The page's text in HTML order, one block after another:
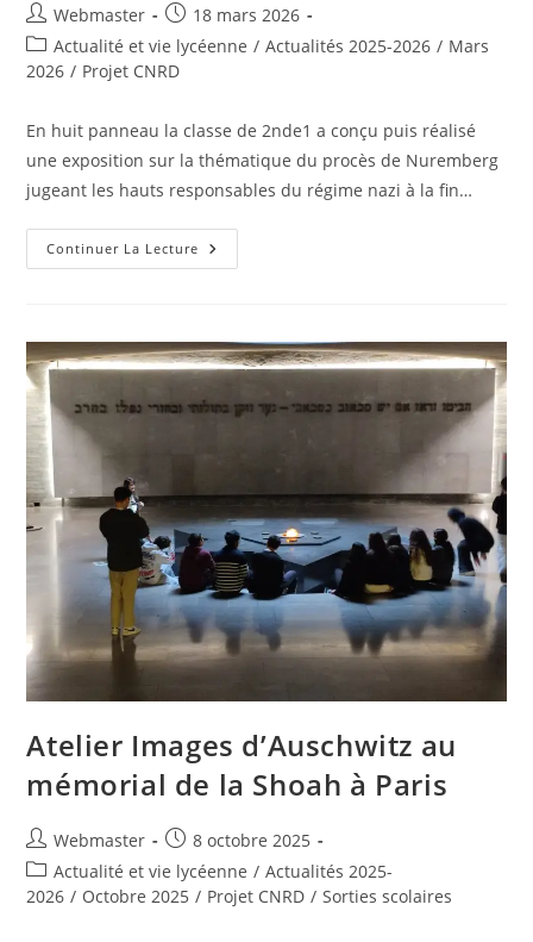
Auteur/autrice
de
la
publication :
Webmaster
Publication
publiée :
18 mars 2026
Post
category:
Actualité et vie lycéenne / Actualités 2025-2026 / Mars
2026 / Projet CNRD
En huit panneau la classe de 2nde1 a conçu puis réalisé
une exposition sur la thématique du procès de Nuremberg
jugeant les hauts responsables du régime nazi à la fin…
Continuer La Lecture Exposition
Sur
Au
CDI
Atelier Images d’Auschwitz au
mémorial de la Shoah à Paris
Auteur/autrice
de
la
Webmaster
Publication
publiée :
8 octobre 2025
Post
category:
Actualité et vie lycéenne / Actualités 2025-
2026 / Octobre 2025 / Projet CNRD / Sorties scolaires